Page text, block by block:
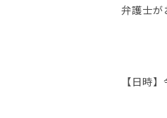
弁護士が
【日時